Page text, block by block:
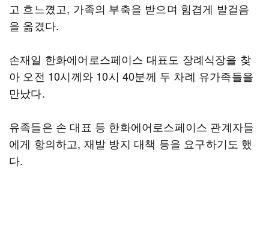
고 흐느꼈고, 가족의 부축을 받으며 힘겹게 발걸음
을 옮겼다.
손재일 한화에어로스페이스 대표도 장례식장을 찾
아 오전 10시께와 10시 40분께 두 차례 유가족들을
만났다.
유족들은 손 대표 등 한화에어로스페이스 관계자들
에게 항의하고, 재발 방지 대책 등을 요구하기도 했
다.